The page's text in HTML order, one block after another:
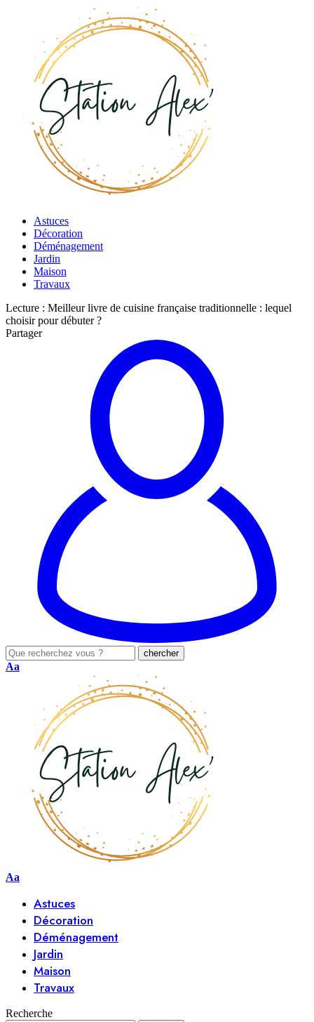
Astuces
Décoration
Déménagement
Jardin
Maison
Travaux
Lecture : Meilleur livre de cuisine française traditionnelle : lequel
choisir pour débuter ?
Partager
Aa
Aa
Astuces
Décoration
Déménagement
Jardin
Maison
Travaux
Recherche